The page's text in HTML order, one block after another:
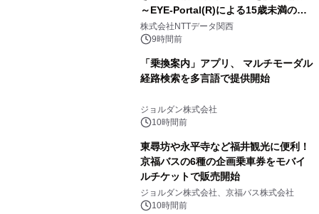
～EYE-Portal(R)による15歳未満の本
人認証と デジタルデバイド対策で実現
～
株式会社NTTデータ関西
9時間前
「乗換案内」アプリ、 マルチモーダル
経路検索を多言語で提供開始
ジョルダン株式会社
10時間前
東尋坊や永平寺など福井観光に便利！
京福バスの6種の企画乗車券をモバイ
ルチケットで販売開始
ジョルダン株式会社、京福バス株式会社
10時間前